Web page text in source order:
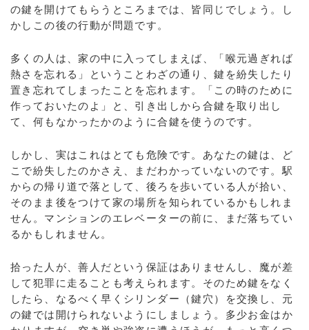
の鍵を開けてもらうところまでは、皆同じでしょう。し
かしこの後の行動が問題です。
多くの人は、家の中に入ってしまえば、「喉元過ぎれば
熱さを忘れる」ということわざの通り、鍵を紛失したり
置き忘れてしまったことを忘れます。「この時のために
作っておいたのよ」と、引き出しから合鍵を取り出し
て、何もなかったかのように合鍵を使うのです。
しかし、実はこれはとても危険です。あなたの鍵は、ど
こで紛失したのかさえ、まだわかっていないのです。駅
からの帰り道で落として、後ろを歩いている人が拾い、
そのまま後をつけて家の場所を知られているかもしれま
せん。マンションのエレベーターの前に、まだ落ちてい
るかもしれません。
拾った人が、善人だという保証はありませんし、魔が差
して犯罪に走ることも考えられます。そのため鍵をなく
したら、なるべく早くシリンダー（鍵穴）を交換し、元
の鍵では開けられないようにしましょう。多少お金はか